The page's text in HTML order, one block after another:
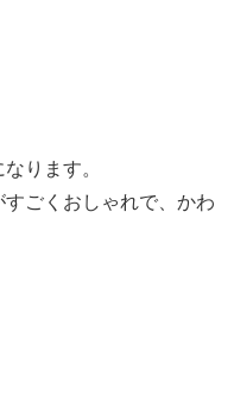
ります。
すごくおしゃれで、かわ